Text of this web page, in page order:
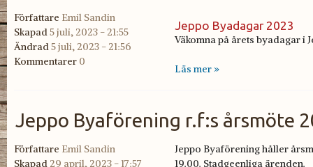
Författare Emil Sandin
Skapad5 juli, 2023 - 21:55
Ändrad5 juli, 2023 - 21:56
Kommentarer 0
Jeppo Byadagar 2023
Väkomna på årets byadagar i
Läs mer »
Jeppo Byaförening r.f:s årsmöte
Författare Emil Sandin
Skapad 29 april, 2023 - 17:57
Jeppo Byaförening håller
19.00. Stadgeenliga ärenden.